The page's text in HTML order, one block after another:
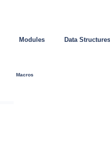
Modules Data Structures
Macros